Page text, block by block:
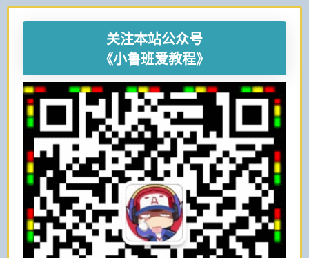
关注本站公众号
《小鲁班爱教程》